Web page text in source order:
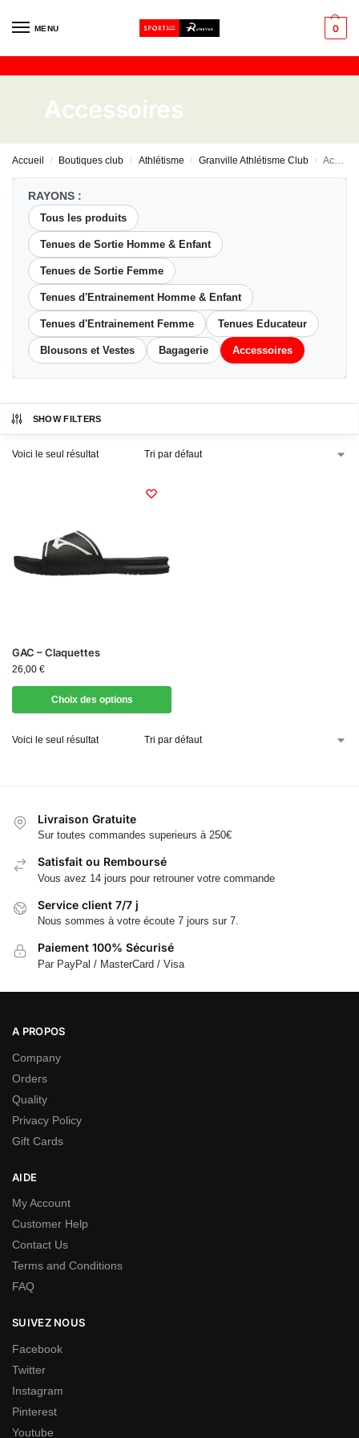
MENU 0
Accessoires
Accueil / Boutiques club / Athlétisme / Granville Athlétisme Club / Accessoires
RAYONS :
Tous les produits
Tenues de Sortie Homme & Enfant
Tenues de Sortie Femme
Tenues d'Entrainement Homme & Enfant
Tenues d'Entrainement Femme Tenues Educateur
Blousons et Vestes Bagagerie Accessoires
SHOW FILTERS
Voici le seul résultat
GAC – Claquettes
26,00 €
Choix des options
Voici le seul résultat
Livraison Gratuite
Sur toutes commandes superieurs à 250€
Satisfait ou Remboursé
Vous avez 14 jours pour retrouner votre commande
Service client 7/7 j
Nous sommes à votre écoute 7 jours sur 7.
Paiement 100% Sécurisé
Par PayPal / MasterCard / Visa
A PROPOS
Company
Orders
Quality
Privacy Policy
Gift Cards
AIDE
My Account
Customer Help
Contact Us
Terms and Conditions
FAQ
SUIVEZ NOUS
Facebook
Twitter
Instagram
Pinterest
Youtube